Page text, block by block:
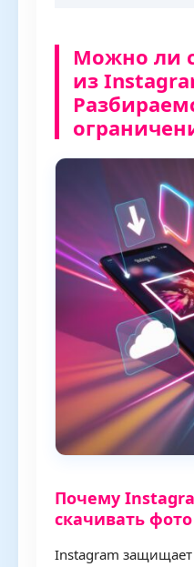
Можно ли
из
Почему
скачивать
Instagram защищает